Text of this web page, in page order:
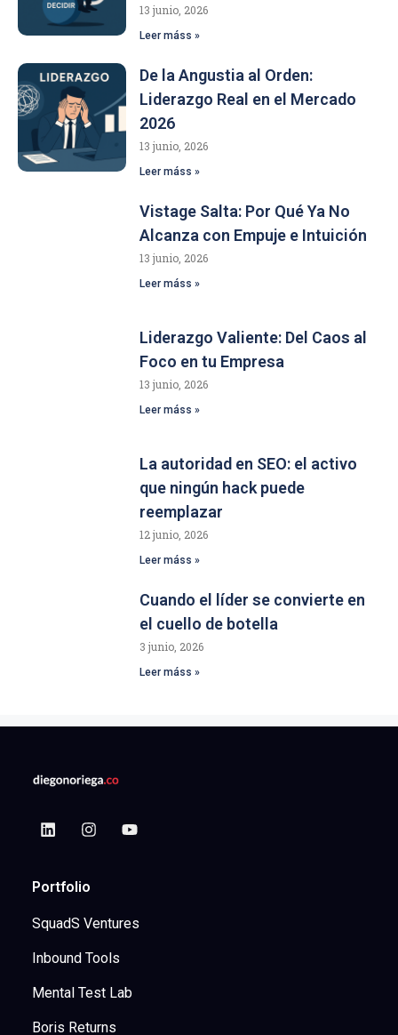
13 junio, 2026
Leer máss »
De la Angustia al Orden:
Liderazgo Real en el Mercado
2026
13 junio, 2026
Leer máss »
Vistage Salta: Por Qué Ya No
Alcanza con Empuje e Intuición
13 junio, 2026
Leer máss »
Liderazgo Valiente: Del Caos al
Foco en tu Empresa
13 junio, 2026
Leer máss »
La autoridad en SEO: el activo
que ningún hack puede
reemplazar
12 junio, 2026
Leer máss »
Cuando el líder se convierte en
el cuello de botella
3 junio, 2026
Leer máss »
Portfolio
SquadS Ventures
Inbound Tools
Mental Test Lab
Boris Returns